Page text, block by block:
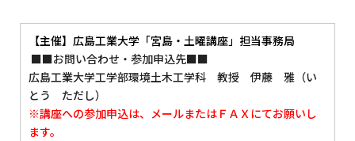
【主催】広島工業大学「宮島・土曜講座」担当事務局
■■お問い合わせ・参加申込先■■
広島工業大学工学部環境土木工学科 教授 伊藤 雅（い
とう ただし）
※講座への参加申込は、メールまたはＦＡＸにてお願いし
ます。